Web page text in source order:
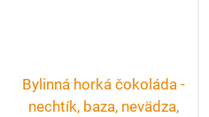
Bylinná horká čokoláda -
nechtík, baza, nevädza,